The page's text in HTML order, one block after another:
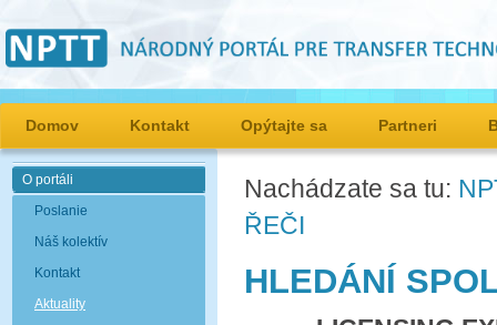
Domov Kontakt Opýtajte sa Partneri
O portáli
Poslanie
Náš kolektív
Kontakt
Aktuality
Nachádzate sa tu:
ŘEČI
HLEDÁNÍ